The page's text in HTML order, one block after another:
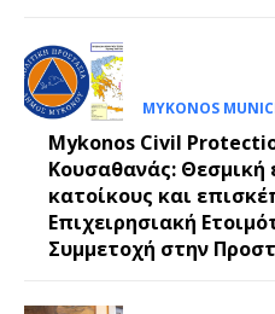
MYKONOS
Mykonos Civil
Κουσαθανάς: Θεσμική
κατοίκους και
Επιχειρησιακή
Συμμετοχή στην